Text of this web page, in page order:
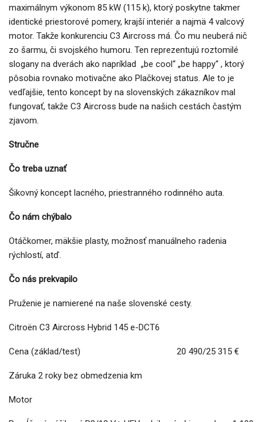
maximálnym výkonom 85 kW (115 k), ktorý poskytne takmer
identické priestorové pomery, krajší interiér a najmä 4 valcový
motor. Takže konkurenciu C3 Aircross má. Čo mu neuberá nič
zo šarmu, či svojského humoru. Ten reprezentujú roztomilé
slogany na dverách ako napríklad „be cool“ „be happy“ , ktorý
pôsobia rovnako motivačne ako Plačkovej status. Ale to je
vedľajšie, tento koncept by na slovenských zákazníkov mal
fungovať, takže C3 Aircross bude na našich cestách častým
zjavom.
Stručne
Čo treba uznať
Šikovný koncept lacného, priestranného rodinného auta.
Čo nám chýbalo
Otáčkomer, mäkšie plasty, možnosť manuálneho radenia
rýchlostí, atď.
Čo nás prekvapilo
Pruženie je namierené na naše slovenské cesty.
Citroën C3 Aircross Hybrid 145 e-DCT6
Cena (základ/test) 20 490/25 315 €
Záruka 2 roky bez obmedzenia km
Motor